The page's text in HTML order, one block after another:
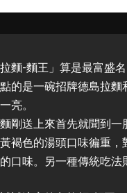
麵-麵王」算是最富盛
的是一碗招牌德島拉
亮。
剛送上來首先就聞到
褐色的湯頭口味徧重
口味。另一種傳統吃法